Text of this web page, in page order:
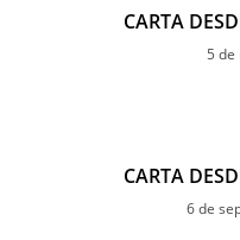
CARTA
5 de
CARTA
6 de